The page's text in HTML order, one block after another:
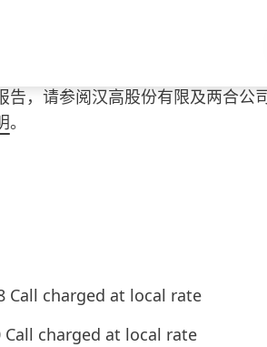
告，请参阅汉高股份有限及两合公
。
Call charged at local rate
Call charged at local rate